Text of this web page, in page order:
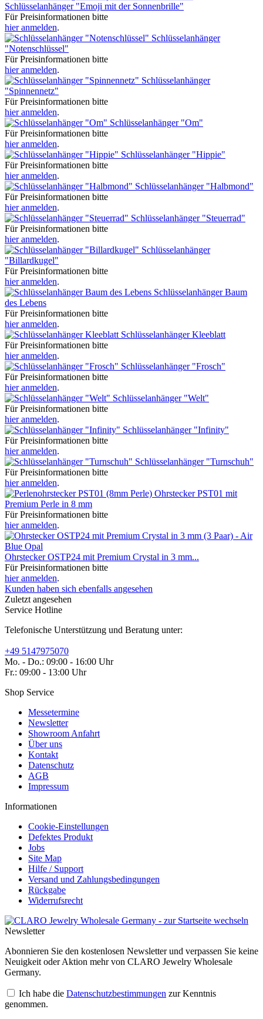
Schlüsselanhänger "Emoji mit der Sonnenbrille"
Für Preisinformationen bitte
hier anmelden.
Schlüsselanhänger
"Notenschlüssel"
Für Preisinformationen bitte
hier anmelden.
Schlüsselanhänger
"Spinnennetz"
Für Preisinformationen bitte
hier anmelden.
Schlüsselanhänger "Om"
Für Preisinformationen bitte
hier anmelden.
Schlüsselanhänger "Hippie"
Für Preisinformationen bitte
hier anmelden.
Schlüsselanhänger "Halbmond"
Für Preisinformationen bitte
hier anmelden.
Schlüsselanhänger "Steuerrad"
Für Preisinformationen bitte
hier anmelden.
Schlüsselanhänger
"Billardkugel"
Für Preisinformationen bitte
hier anmelden.
Schlüsselanhänger Baum
des Lebens
Für Preisinformationen bitte
hier anmelden.
Schlüsselanhänger Kleeblatt
Für Preisinformationen bitte
hier anmelden.
Schlüsselanhänger "Frosch"
Für Preisinformationen bitte
hier anmelden.
Schlüsselanhänger "Welt"
Für Preisinformationen bitte
hier anmelden.
Schlüsselanhänger "Infinity"
Für Preisinformationen bitte
hier anmelden.
Schlüsselanhänger "Turnschuh"
Für Preisinformationen bitte
hier anmelden.
Ohrstecker PST01 mit
Premium Perle in 8 mm
Für Preisinformationen bitte
hier anmelden.
Ohrstecker OSTP24 mit Premium Crystal in 3 mm...
Für Preisinformationen bitte
hier anmelden.
Kunden haben sich ebenfalls angesehen
Zuletzt angesehen
Service Hotline
Telefonische Unterstützung und Beratung unter:
+49 5147975070
Mo. - Do.: 09:00 - 16:00 Uhr
Fr.: 09:00 - 13:00 Uhr
Shop Service
Messetermine
Newsletter
Showroom Anfahrt
Über uns
Kontakt
Datenschutz
AGB
Impressum
Informationen
Cookie-Einstellungen
Defektes Produkt
Jobs
Site Map
Hilfe / Support
Versand und Zahlungsbedingungen
Rückgabe
Widerrufsrecht
Newsletter
Abonnieren Sie den kostenlosen Newsletter und verpassen Sie keine
Neuigkeit oder Aktion mehr von CLARO Jewelry Wholesale
Germany.
Ich habe die Datenschutzbestimmungen zur Kenntnis
genommen.